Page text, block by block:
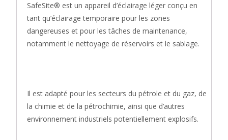
SafeSite® est un appareil d’éclairage léger conçu en
tant qu’éclairage temporaire pour les zones
dangereuses et pour les tâches de maintenance,
notamment le nettoyage de réservoirs et le sablage.
Il est adapté pour les secteurs du pétrole et du gaz, de
la chimie et de la pétrochimie, ainsi que d’autres
environnement industriels potentiellement explosifs.